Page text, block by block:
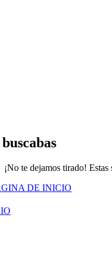
¡No te dejamos tirado!
DE INICIO